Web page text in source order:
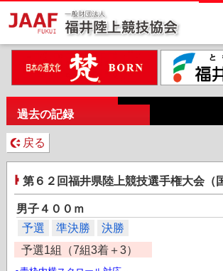
過去の記録
戻る
第６２回福井県陸上競技選手権大会（
男子４００ｍ
予選
準決勝
決勝
予選1組（7組3着＋3）